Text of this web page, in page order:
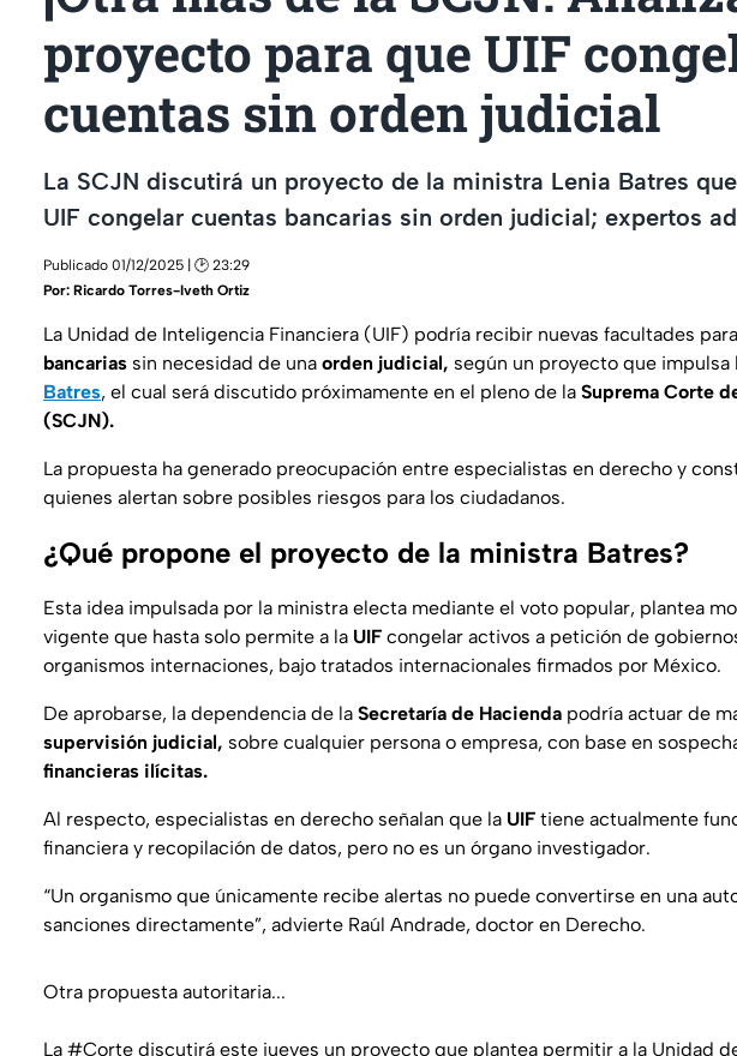
proyecto para que UIF
cuentas sin orden judicial
La SCJN discutirá un proyecto de la ministra Lenia Batres
UIF congelar cuentas bancarias sin orden judicial; expertos
Publicado 01/12/2025 | 🕑 23:29
Por: Ricardo Torres-Iveth Ortiz
La Unidad de Inteligencia Financiera (UIF) podría recibir nuevas facultades para
bancarias sin necesidad de una orden judicial, según un proyecto que impulsa
Batres, el cual será discutido próximamente en el pleno de la Suprema Corte
(SCJN).
La propuesta ha generado preocupación entre especialistas en derecho y
quienes alertan sobre posibles riesgos para los ciudadanos.
¿Qué propone el proyecto de la ministra Batres?
Esta idea impulsada por la ministra electa mediante el voto popular, plantea
vigente que hasta solo permite a la UIF congelar activos a petición de
organismos internaciones, bajo tratados internacionales firmados por México.
De aprobarse, la dependencia de la Secretaría de Hacienda podría actuar de
supervisión judicial, sobre cualquier persona o empresa, con base en
financieras ilícitas.
Al respecto, especialistas en derecho señalan que la UIF tiene actualmente
financiera y recopilación de datos, pero no es un órgano investigador.
“Un organismo que únicamente recibe alertas no puede convertirse en una
sanciones directamente”, advierte Raúl Andrade, doctor en Derecho.
Otra propuesta autoritaria...
La #Corte discutirá este jueves un proyecto que plantea permitir a la Unidad